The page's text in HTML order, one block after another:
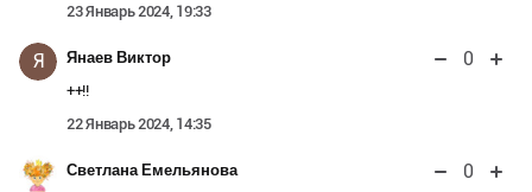
23 Январь 2024, 19:33
Я Янаев Виктор 0
++!!
22 Январь 2024, 14:35
Светлана Емельянова 0